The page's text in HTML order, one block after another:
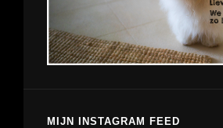
MIJN INSTAGRAM FEED